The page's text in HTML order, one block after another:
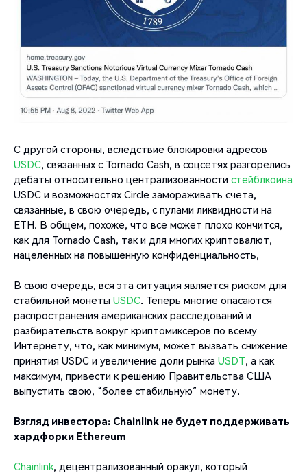
С другой стороны, вследствие блокировки адресов
USDC, связанных с Tornado Cash, в соцсетях разгорелись
дебаты относительно централизованности стейблкоина
USDC и возможностях Circle замораживать счета,
связанные, в свою очередь, с пулами ликвидности на
ETH. В общем, похоже, что все может плохо кончится,
как для Tornado Cash, так и для многих криптовалют,
нацеленных на повышенную конфиденциальность,
В свою очередь, вся эта ситуация является риском для
стабильной монеты USDC. Теперь многие опасаются
распространения американских расследований и
разбирательств вокруг криптомиксеров по всему
Интернету, что, как минимум, может вызвать снижение
принятия USDС и увеличение доли рынка USDT, а как
максимум, привести к решению Правительства США
выпустить свою, “более стабильную” монету.
Взгляд инвестора: Chainlink не будет поддерживать
хардфорки Ethereum
Chainlink, децентрализованный оракул, который